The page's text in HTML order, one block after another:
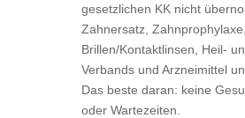
gesetzlichen KK nicht
Zahnersatz, Zahnprophylaxe,
Brillen/Kontaktlinsen, Heil-
Verbands und Arzneimittel
Das beste daran: keine
oder Wartezeiten.